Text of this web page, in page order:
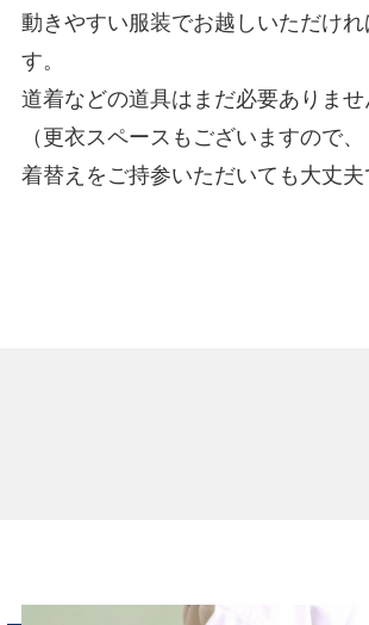
動きやすい服装でお越しいただけ
す。
道着などの道具はまだ必要ありませ
（更衣スペースもございますので、
着替えをご持参いただいても大丈夫